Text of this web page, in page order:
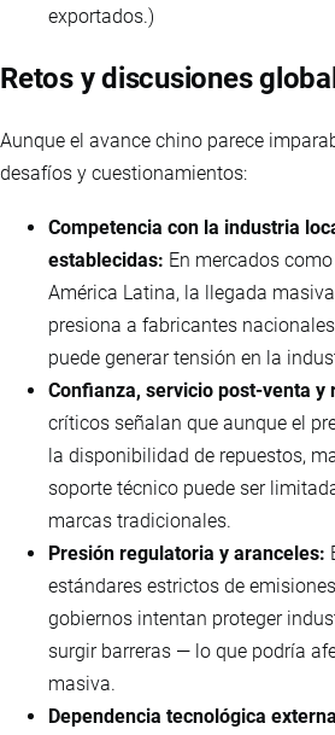
exportados.)
Retos y discusiones
Aunque el avance chino parece
desafíos y cuestionamientos:
Competencia con la industria
establecidas: En mercados
América Latina, la llegada
presiona a fabricantes
puede generar tensión en la
Confianza, servicio post-venta y
críticos señalan que aunque el
la disponibilidad de repuestos,
soporte técnico puede ser
marcas tradicionales.
Presión regulatoria y aranceles:
estándares estrictos de
gobiernos intentan proteger
surgir barreras — lo que podría
masiva.
Dependencia tecnológica